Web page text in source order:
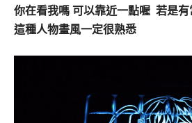
你在看我嗎 可以靠近一點喔 若是
這種人物畫風一定很熟悉